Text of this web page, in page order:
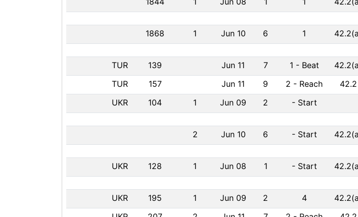
1868 1 Jun 10 6 1
TUR 139 Jun 11 7 1 - Beat
TUR 157 Jun 11 9 2 - Reach 42.2
UKR 104 1 Jun 09 2 - Start
2 Jun 10 6 - Start
UKR 128 1 Jun 08 1 - Start
UKR 195 1 Jun 09 2 4